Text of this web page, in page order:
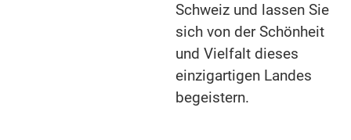
Schweiz und lassen Sie
sich von der Schönheit
und Vielfalt dieses
einzigartigen Landes
begeistern.